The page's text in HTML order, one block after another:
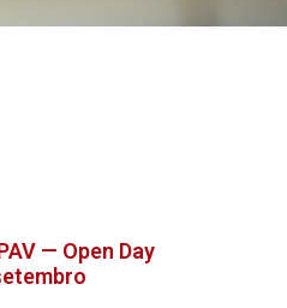
— Open Day